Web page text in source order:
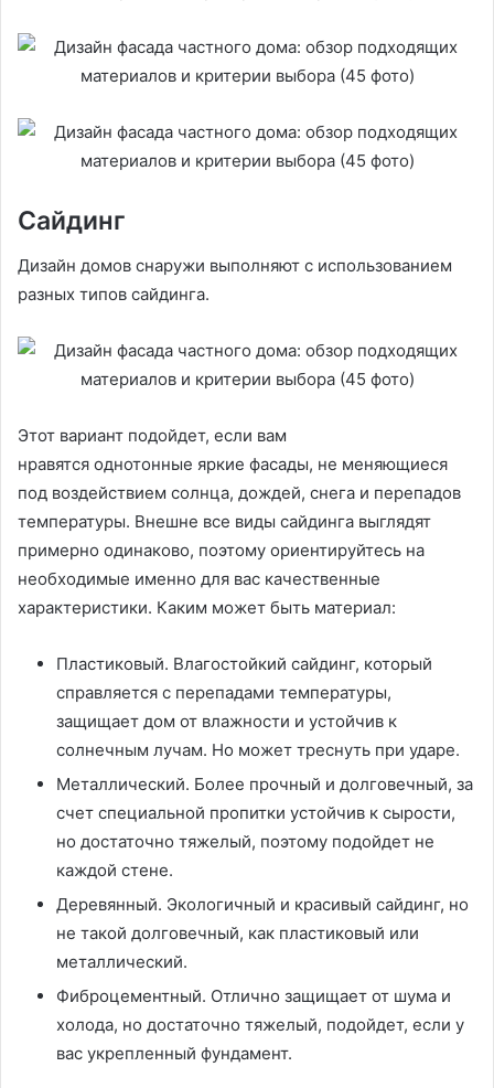
Сайдинг
Дизайн домов снаружи выполняют с использованием
разных типов сайдинга.
Этот вариант подойдет, если вам
нравятся однотонные яркие фасады, не меняющиеся
под воздействием солнца, дождей, снега и перепадов
температуры. Внешне все виды сайдинга выглядят
примерно одинаково, поэтому ориентируйтесь на
необходимые именно для вас качественные
характеристики. Каким может быть материал:
Пластиковый. Влагостойкий сайдинг, который
справляется с перепадами температуры,
защищает дом от влажности и устойчив к
солнечным лучам. Но может треснуть при ударе.
Металлический. Более прочный и долговечный, за
счет специальной пропитки устойчив к сырости,
но достаточно тяжелый, поэтому подойдет не
каждой стене.
Деревянный. Экологичный и красивый сайдинг, но
не такой долговечный, как пластиковый или
металлический.
Фиброцементный. Отлично защищает от шума и
холода, но достаточно тяжелый, подойдет, если у
вас укрепленный фундамент.